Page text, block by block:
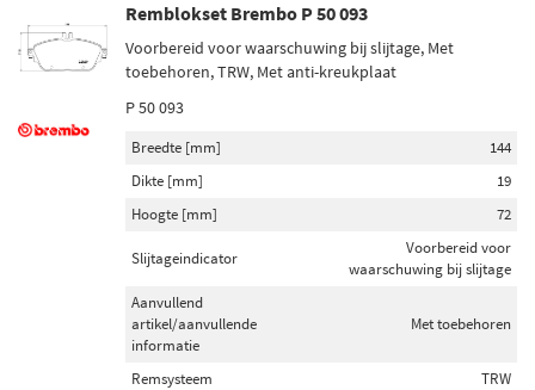
Remschijven (6)
Slijtage indicator (4)
Hulpkoppelingscilinder (1)
Onderdeelmerk
Brembo (3)
Bosch (1)
Maxgear (2)
Febi Bilstein (2)
Remblokset Brembo P 50 093
Voorbereid voor waarschuwing bij slijtage, Met
toebehoren, TRW, Met anti-kreukplaat
P 50 093
Breedte [mm]
144
Dikte [mm]
19
Hoogte [mm]
72
Slijtageindicator
Voorbereid voor
waarschuwing bij slijtage
Aanvullend
artikel/aanvullende
informatie
Met toebehoren
Remsysteem
TRW